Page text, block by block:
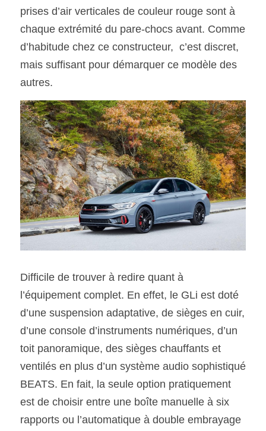
prises d’air verticales de couleur rouge sont à
chaque extrémité du pare-chocs avant. Comme
d’habitude chez ce constructeur,  c’est discret,
mais suffisant pour démarquer ce modèle des
autres.
Difficile de trouver à redire quant à
l’équipement complet. En effet, le GLi est doté
d’une suspension adaptative, de sièges en cuir,
d’une console d’instruments numériques, d’un
toit panoramique, des sièges chauffants et
ventilés en plus d’un système audio sophistiqué
BEATS. En fait, la seule option pratiquement
est de choisir entre une boîte manuelle à six
rapports ou l’automatique à double embrayage